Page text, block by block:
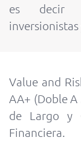
es decir
Value and
AA+ (Doble A
de Largo y
Financiera.